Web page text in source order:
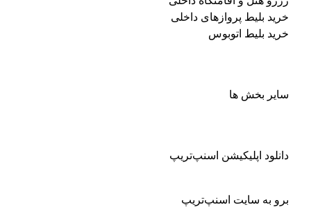
خرید بلیط پرواز‌های داخلی
خرید بلیط اتوبوس
سایر بخش ها
دانلود اپلیکیشن اسنپ‌تریپ
برو به سایت اسنپ‌تریپ